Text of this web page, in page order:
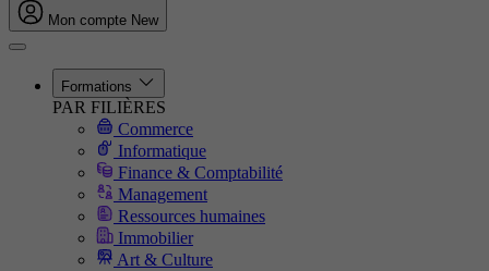
Mon compte New
Formations
PAR FILIÈRES
Commerce
Informatique
Finance & Comptabilité
Management
Ressources humaines
Immobilier
Art & Culture